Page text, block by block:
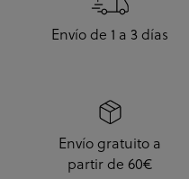
Envío de 1 a 3 días
Envío gratuito a
partir de 60€